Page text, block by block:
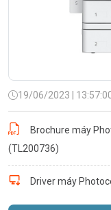
19/06/2023 |
Brochure máy
(TL200736)
Driver máy